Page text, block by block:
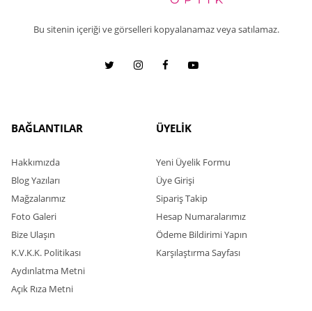
Bu sitenin içeriği ve görselleri kopyalanamaz veya satılamaz.
BAĞLANTILAR
Hakkımızda
Blog Yazıları
Mağzalarımız
Foto Galeri
Bize Ulaşın
K.V.K.K. Politikası
Aydınlatma Metni
Açık Rıza Metni
ÜYELİK
Yeni Üyelik Formu
Üye Girişi
Sipariş Takip
Hesap Numaralarımız
Ödeme Bildirimi Yapın
Karşılaştırma Sayfası